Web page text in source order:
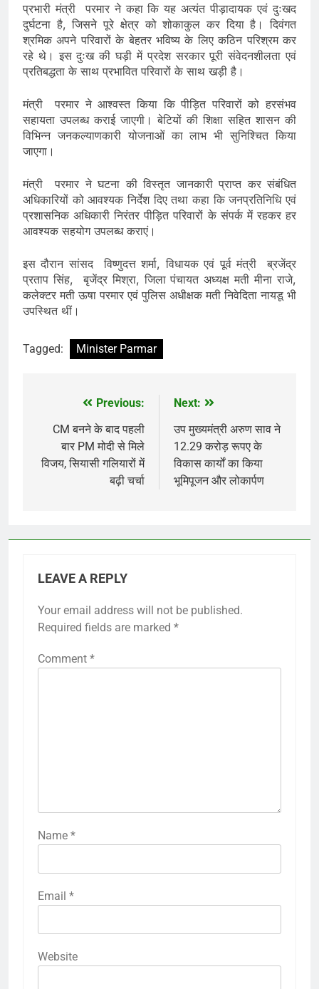
प्रभारी मंत्री परमार ने कहा कि यह अत्यंत पीड़ादायक एवं दुःखद
दुर्घटना है, जिसने पूरे क्षेत्र को शोकाकुल कर दिया है। दिवंगत
श्रमिक अपने परिवारों के बेहतर भविष्य के लिए कठिन परिश्रम कर
रहे थे। इस दुःख की घड़ी में प्रदेश सरकार पूरी संवेदनशीलता एवं
प्रतिबद्धता के साथ प्रभावित परिवारों के साथ खड़ी है।
मंत्री परमार ने आश्वस्त किया कि पीड़ित परिवारों को हरसंभव
सहायता उपलब्ध कराई जाएगी। बेटियों की शिक्षा सहित शासन की
विभिन्न जनकल्याणकारी योजनाओं का लाभ भी सुनिश्चित किया
जाएगा।
मंत्री परमार ने घटना की विस्तृत जानकारी प्राप्त कर संबंधित
अधिकारियों को आवश्यक निर्देश दिए तथा कहा कि जनप्रतिनिधि एवं
प्रशासनिक अधिकारी निरंतर पीड़ित परिवारों के संपर्क में रहकर हर
आवश्यक सहयोग उपलब्ध कराएं।
इस दौरान सांसद विष्णुदत्त शर्मा, विधायक एवं पूर्व मंत्री ब्रजेंद्र
प्रताप सिंह, बृजेंद्र मिश्रा, जिला पंचायत अध्यक्ष मती मीना राजे,
कलेक्टर मती ऊषा परमार एवं पुलिस अधीक्षक मती निवेदिता नायडू भी
उपस्थित थीं।
Tagged: Minister Parmar
navigation
Previous:
CM बनने के बाद पहली
बार PM मोदी से मिले
विजय, सियासी गलियारों में
बढ़ी चर्चा
Next:
उप मुख्यमंत्री अरुण साव ने
12.29 करोड़ रूपए के
विकास कार्यों का किया
भूमिपूजन और लोकार्पण
LEAVE A REPLY
Your email address will not be published.
Required fields are marked *
Comment *
Name *
Email *
Website